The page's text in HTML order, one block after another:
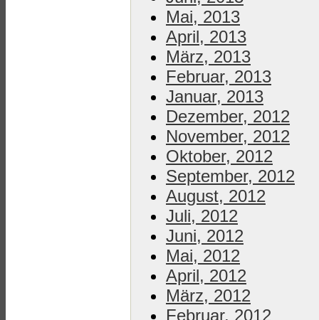
Mai, 2013
April, 2013
März, 2013
Februar, 2013
Januar, 2013
Dezember, 2012
November, 2012
Oktober, 2012
September, 2012
August, 2012
Juli, 2012
Juni, 2012
Mai, 2012
April, 2012
März, 2012
Februar, 2012